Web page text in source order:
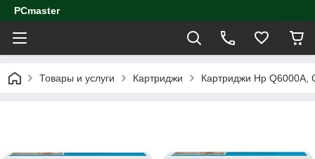
PCmaster
Товары и услуги Картриджи Картриджи Hp Q6000A,